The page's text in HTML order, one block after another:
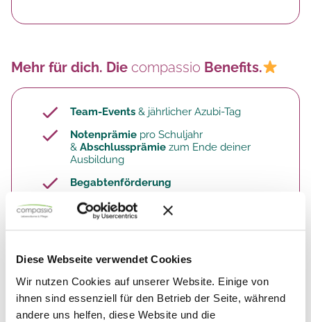
Diese Webseite verwendet Cookies
Wir nutzen Cookies auf unserer Website. Einige von
ihnen sind essenziell für den Betrieb der Seite, während
andere uns helfen, diese Website und die
Mehr für dich. Die compassio Benefits.
Team-Events & jährlicher Azubi-Tag
Notenprämie pro Schuljahr
& Abschlussprämie zum Ende deiner
Ausbildung
Begabtenförderung
Shoppingportale
: Vergünstigungen durch
Corporate Benefits und benefits.me.
Übersicht:
Vielfältige Mitarbeiter-Benefits bei
compassio(Link)​